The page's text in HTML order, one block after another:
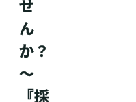
せ
ん
か？
～
『採